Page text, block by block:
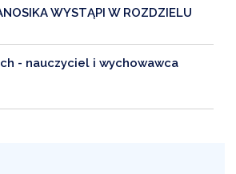
WYSTĄPI W ROZDZIELU
- nauczyciel i wychowawca